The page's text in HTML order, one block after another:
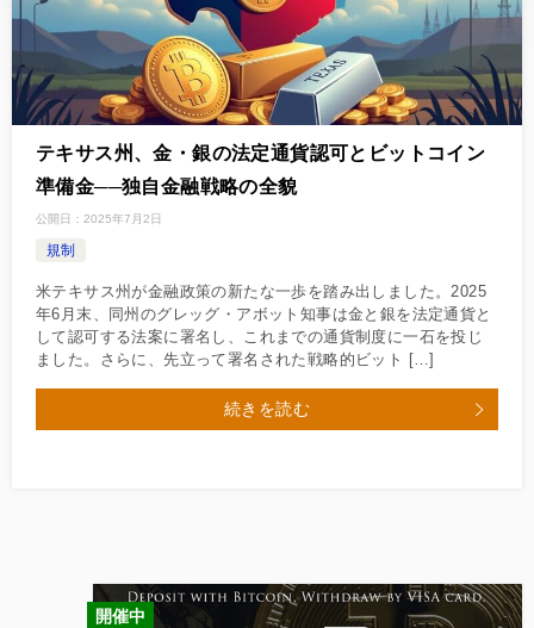
テキサス州、金・銀の法定通貨認可とビットコイン
準備金──独自金融戦略の全貌
公開日： 2025年7月2日
規制
米テキサス州が金融政策の新たな一歩を踏み出しました。2025
年6月末、同州のグレッグ・アボット知事は金と銀を法定通貨と
して認可する法案に署名し、これまでの通貨制度に一石を投じ
ました。さらに、先立って署名された戦略的ビット […]
続きを読む
開催中